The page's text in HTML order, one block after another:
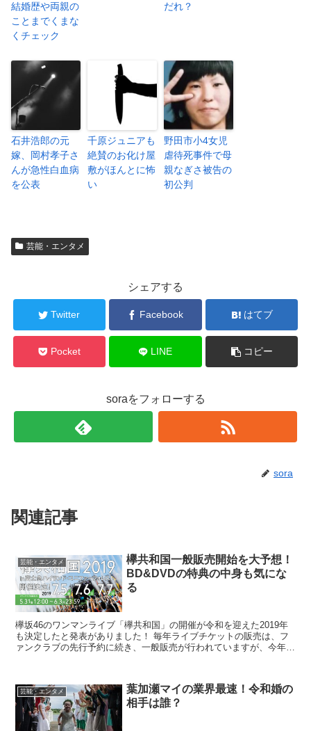
結婚歴や両親の
ことまでくまな
くチェック
だれ？
石井浩郎の元
嫁、岡村孝子さ
んが急性白血病
を公表
千原ジュニアも
絶賛のお化け屋
敷がほんとに怖
い
野田市小4女児
虐待死事件で母
親なぎさ被告の
初公判
芸能・エンタメ
シェアする
Twitter Facebook はてブ
Pocket LINE コピー
soraをフォローする
sora
関連記事
芸能・エンタメ
欅共和国一般販売開始を大予想！
BD&DVDの特典の中身も気にな
る
欅坂46のワンマンライブ「欅共和国」の開催が令和を迎えた2019年
も決定したと発表がありました！ 毎年ライブチケットの販売は、フ
ァンクラブの先行予約に続き、一般販売が行われていますが、今年の
芸能・エンタメ
葉加瀬マイの業界最速！令和婚の
相手は誰？